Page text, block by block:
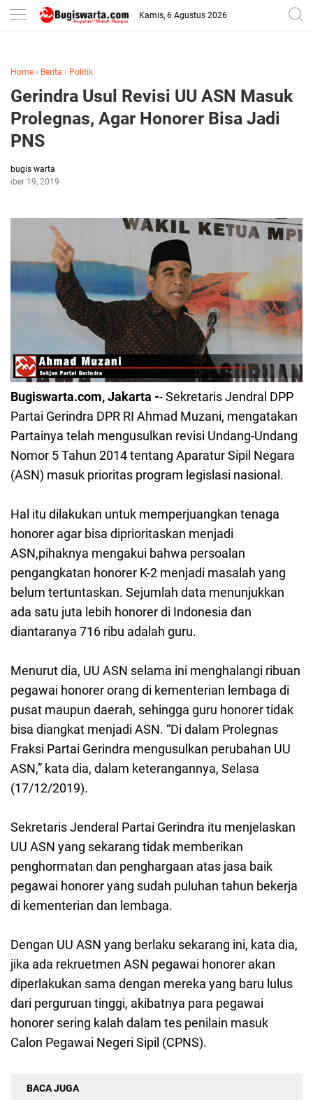
-->
Kamis, 6 Agustus 2026
Home › Berita › Politik
Gerindra Usul Revisi UU ASN Masuk
Prolegnas, Agar Honorer Bisa Jadi
PNS
bugis warta
19, 2019
Bugiswarta.com, Jakarta -- Sekretaris Jendral DPP
Partai Gerindra DPR RI Ahmad Muzani, mengatakan
Partainya telah mengusulkan revisi Undang-Undang
Nomor 5 Tahun 2014 tentang Aparatur Sipil Negara
(ASN) masuk prioritas program legislasi nasional.
Hal itu dilakukan untuk memperjuangkan tenaga
honorer agar bisa diprioritaskan menjadi
ASN,pihaknya mengakui bahwa persoalan
pengangkatan honorer K-2 menjadi masalah yang
belum tertuntaskan. Sejumlah data menunjukkan
ada satu juta lebih honorer di Indonesia dan
diantaranya 716 ribu adalah guru.
Menurut dia, UU ASN selama ini menghalangi ribuan
pegawai honorer orang di kementerian lembaga di
pusat maupun daerah, sehingga guru honorer tidak
bisa diangkat menjadi ASN. “Di dalam Prolegnas
Fraksi Partai Gerindra mengusulkan perubahan UU
ASN,” kata dia, dalam keterangannya, Selasa
(17/12/2019).
Sekretaris Jenderal Partai Gerindra itu menjelaskan
UU ASN yang sekarang tidak memberikan
penghormatan dan penghargaan atas jasa baik
pegawai honorer yang sudah puluhan tahun bekerja
di kementerian dan lembaga.
Dengan UU ASN yang berlaku sekarang ini, kata dia,
jika ada rekruetmen ASN pegawai honorer akan
diperlakukan sama dengan mereka yang baru lulus
dari perguruan tinggi, akibatnya para pegawai
honorer sering kalah dalam tes penilain masuk
Calon Pegawai Negeri Sipil (CPNS).
BACA JUGA